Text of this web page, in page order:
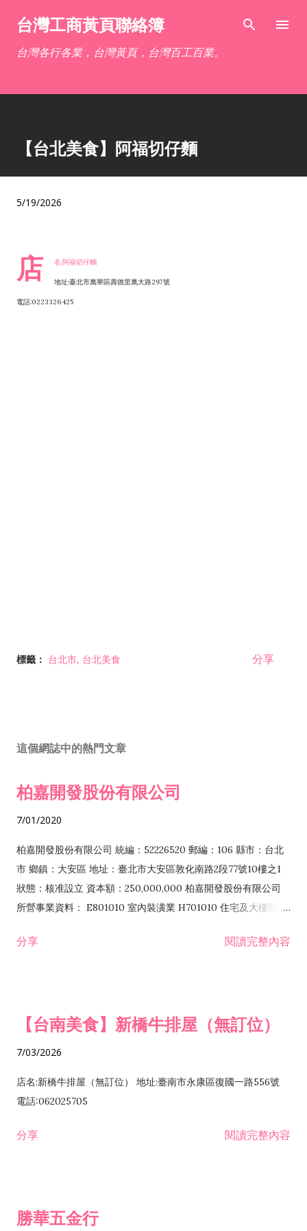
跳到主要內容
台灣工商黃頁聯絡簿
台灣各行各業，台灣黃頁，台灣百工百業。
【台北美食】阿福切仔麵
5/19/2026
店 名:阿福切仔麵
地址:臺北市萬華區壽德里萬大路297號
電話:0223326425
標籤： 台北市 台北美食 分享
這個網誌中的熱門文章
柏嘉開發股份有限公司
7/01/2020
柏嘉開發股份有限公司 統編：52226520 郵編：106 縣市：台北
市 鄉鎮：大安區 地址：臺北市大安區敦化南路2段77號10樓之1
狀態：核准設立 資本額：250,000,000 柏嘉開發股份有限公司
所營事業資料： E801010 室內裝潢業 H701010 住宅及大樓開發
發業 H703090 不動產買賣業 H703100 不動產租賃業 I503010
分享 閱讀完整內容
【台南美食】新橋牛排屋（無訂位）
7/03/2026
店名:新橋牛排屋（無訂位） 地址:臺南市永康區復國一路556號
電話:062025705
分享 閱讀完整內容
勝華五金行